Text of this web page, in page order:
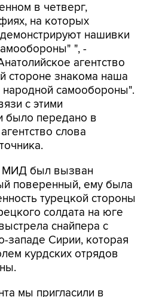
в четверг,
на которых
нашивки
", -
агентство
стороне знакома наша
самообороны".
с этими
было передано в
слова
МИД был вызван
поверенный, ему была
турецкой стороны
солдата на юге
снайпера с
западе Сирии, которая
курдских отрядов
мы пригласили в